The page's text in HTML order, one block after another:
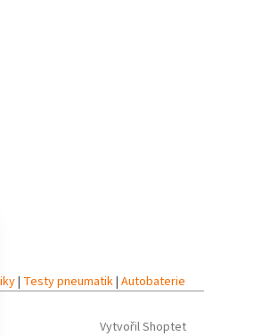
| Testy pneumatik| Autobaterie
Vytvořil Shoptet